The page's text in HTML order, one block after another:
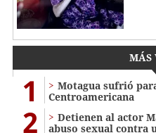
MÁS
1
Motagua sufrió
Centroamericana
2
Detienen al actor
abuso sexual contra